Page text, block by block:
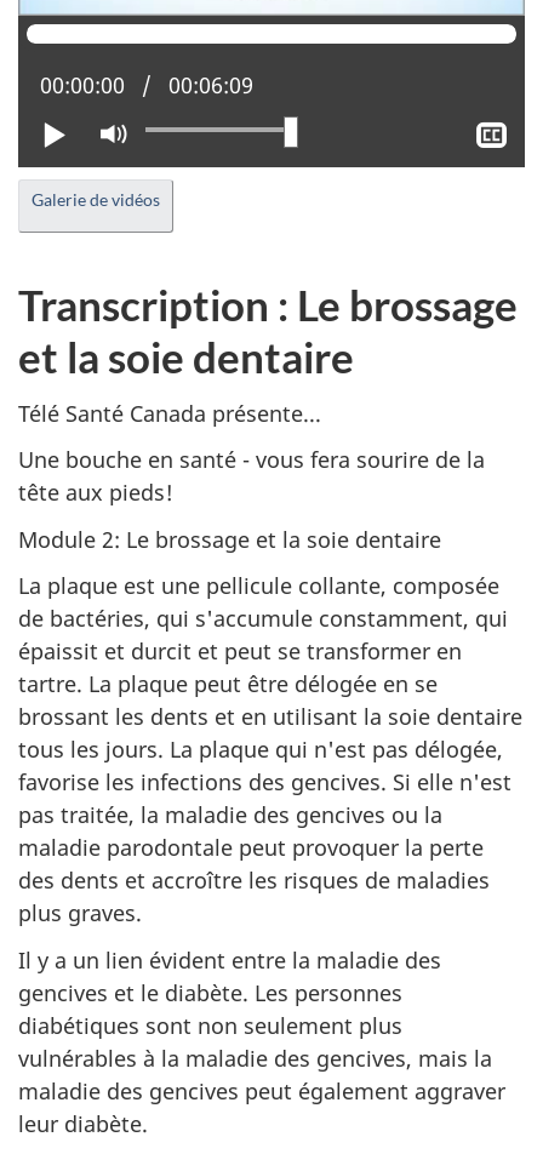
Lire
Activer
le
mode
muet
Position actuelle :
00:00:00 Temps total :
00:06:09
le
Galerie de vidéos
Transcription : Le brossage
et la soie dentaire
Télé Santé Canada présente...
Une bouche en santé - vous fera sourire de la
tête aux pieds!
Module 2: Le brossage et la soie dentaire
La plaque est une pellicule collante, composée
de bactéries, qui s'accumule constamment, qui
épaissit et durcit et peut se transformer en
tartre. La plaque peut être délogée en se
brossant les dents et en utilisant la soie dentaire
tous les jours. La plaque qui n'est pas délogée,
favorise les infections des gencives. Si elle n'est
pas traitée, la maladie des gencives ou la
maladie parodontale peut provoquer la perte
des dents et accroître les risques de maladies
plus graves.
Il y a un lien évident entre la maladie des
gencives et le diabète. Les personnes
diabétiques sont non seulement plus
vulnérables à la maladie des gencives, mais la
maladie des gencives peut également aggraver
leur diabète.